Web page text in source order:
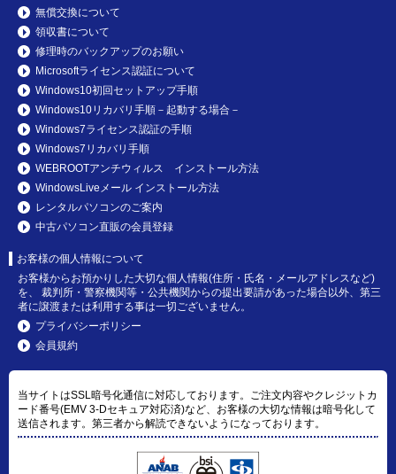
無償交換について
領収書について
修理時のバックアップのお願い
Microsoftライセンス認証について
Windows10初回セットアップ手順
Windows10リカバリ手順－起動する場合－
Windows7ライセンス認証の手順
Windows7リカバリ手順
WEBROOTアンチウィルス インストール方法
WindowsLiveメール インストール方法
レンタルパソコンのご案内
中古パソコン直販の会員登録
お客様の個人情報について
お客様からお預かりした大切な個人情報(住所・氏名・メールアドレスなど)
を、 裁判所・警察機関等・公共機関からの提出要請があった場合以外、第三
者に譲渡または利用する事は一切ございません。
プライバシーポリシー
会員規約
当サイトはSSL暗号化通信に対応しております。ご注文内容やクレジットカ
ード番号(EMV 3-Dセキュア対応済)など、お客様の大切な情報は暗号化して
送信されます。第三者から解読できないようになっております。